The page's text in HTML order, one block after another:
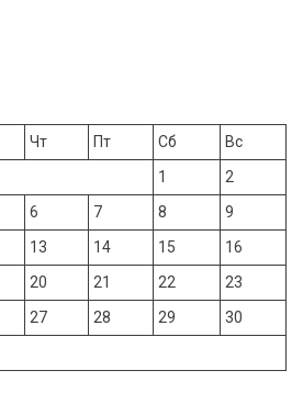
Чт Пт Сб
Вс
1
2
6 7 8
9
13 14 15
16
20 21 22
23
27 28 29
30